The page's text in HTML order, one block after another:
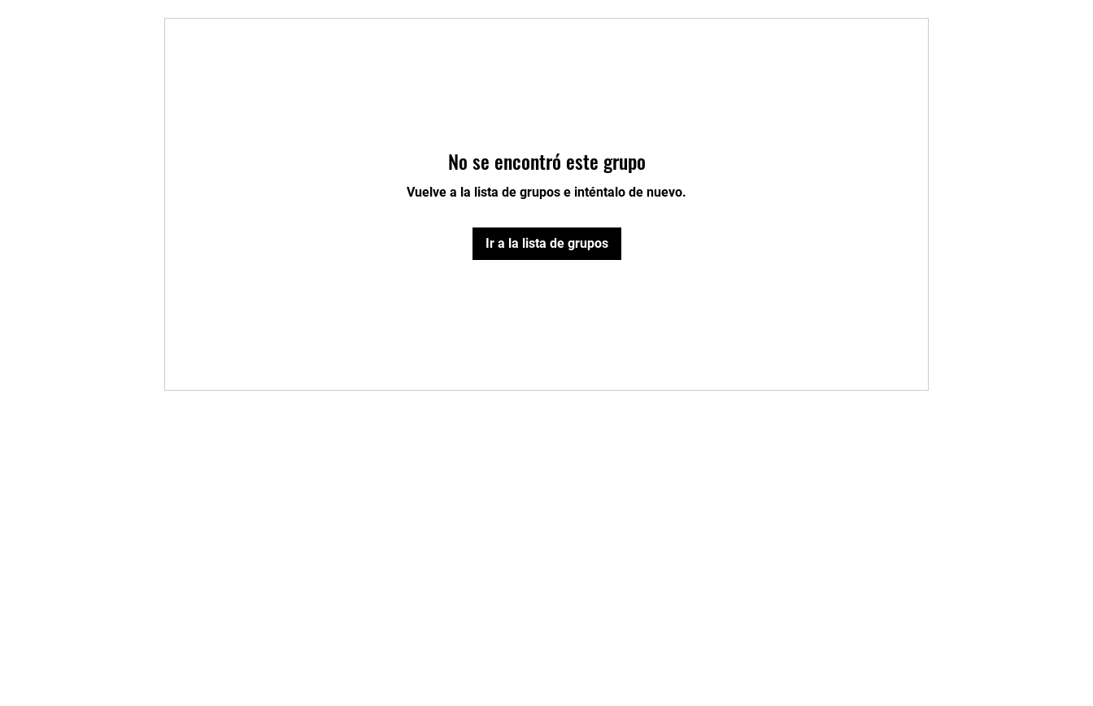
No se encontró este grupo
Vuelve a la lista de grupos e inténtalo de nuevo.
Ir a la lista de grupos